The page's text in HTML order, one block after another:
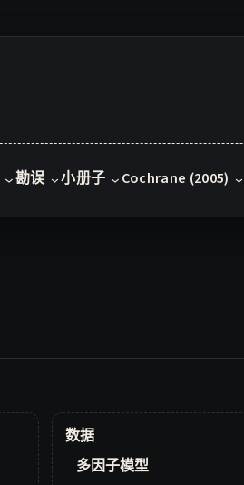
勘误 小册子 Cochrane (2005)
数据
多因子模型